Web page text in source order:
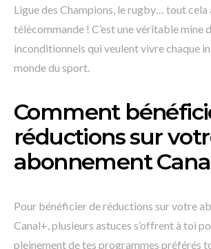
Ligue des Champions, le rugby… tout cela
télécommande ! C’est une véritable mine
inconditionnels qui veulent vivre chaque
monde du sport.
Comment
réductions sur
abonnement
Pour bénéficier de réductions sur votre
Canal+, plusieurs astuces s’offrent à toi
pleinement de tes programmes préférés